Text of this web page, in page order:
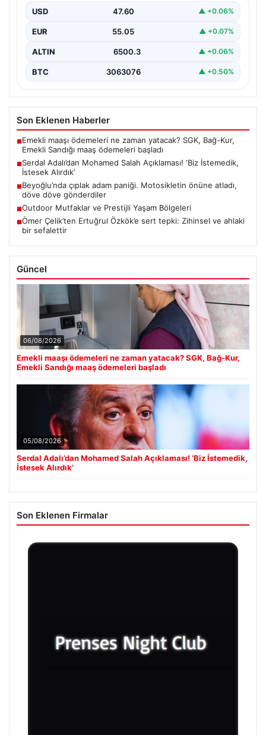
Beşiktaş Başkanı Serdal Adalı, futbol dünyasında sıkça
önemli…
USD 47.60 ▲ +0.06%
EUR 55.05 ▲ +0.07%
ALTIN 6500.3 ▲ +0.06%
BTC 3063076 ▲ +0.50%
Son Eklenen Haberler
■Emekli maaşı ödemeleri ne zaman yatacak? SGK, Bağ-Kur,
Emekli Sandığı maaş ödemeleri başladı
■Serdal Adalı’dan Mohamed Salah Açıklaması! ‘Biz İstemedik,
İstesek Alırdık’
■Beyoğlu’nda çıplak adam paniği. Motosikletin önüne atladı,
döve döve gönderdiler
■Outdoor Mutfaklar ve Prestijli Yaşam Bölgeleri
■Ömer Çelik’ten Ertuğrul Özkök’e sert tepki: Zihinsel ve ahlaki
bir sefalettir
Güncel
06/08/2026
Emekli maaşı ödemeleri ne zaman yatacak? SGK, Bağ-Kur,
Emekli Sandığı maaş ödemeleri başladı
05/08/2026
Serdal Adalı’dan Mohamed Salah Açıklaması! ‘Biz İstemedik,
İstesek Alırdık’
Son Eklenen Firmalar